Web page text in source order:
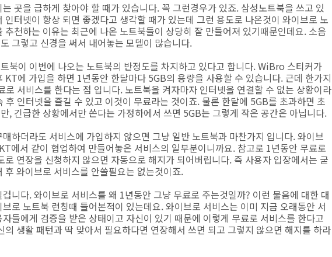
곳을 급하게 찾아야 할 때가 있습니다. 꼭 그런경우가 있죠. 삼성노트북을 쓰고 있
인터넷이 항상 되면 좋겠다고 생각할 때가 있는데 그런 용도로 나온것이 와이브로 노
추천하는 이유는 최근에 나온 노트북들이 상당히 잘 만들어져 있기때문인데요. 소음
그렇고 신경을 써서 내어놓는 모델이 많습니다.
북이 이번에 나오는 노트북의 반정도를 차지하고 있다고 합니다. WiBro 스티커가
KT에 가입을 하면 1년동안 한달마다 5GB의 용량을 사용할 수 있습니다. 근데 한가지
로 서비스를 한다는 점 입니다. 노트북을 켜자마자 인터넷을 연결할 수 없는 상황이라
인터넷을 즐길 수 있고 이것이 무료라는 것이죠. 물론 한달에 5GB를 초과하면 초
, 긴급한 상황에서만 쓴다는 가정하에서 쓰면 5GB는 그렇게 작은 공간은 아닙니다.
하더라도 서비스에 가입하지 않으면 그냥 일반 노트북과 마찬가지 입니다. 와이브
에서 같이 협업하여 만들어놓은 서비스의 일부분이니까요. 참고로 1년동안 무료로
로 연장을 신청하지 않으면 자동으로 해지가 되어버립니다. 즉 사용자 입장에서는 굳
후 와이브로 서비스를 안쓸필요는 없는것이죠.
니다. 와이브로 서비스를 왜 1년동안 그냥 무료로 주는것일까? 이런 물음에 대한 대
로 노트북 런칭때 들어본적이 있는데요. 와이브로 서비스는 이미 지금 오래동안 서
들에게 검증을 받은 상태이고 자신이 있기 때문에 이렇게 무료로 서비스를 한다고
의 생활 패턴과 딱 맞아서 필요하다면 연장해서 쓰면 되고 그렇지 않으면 해지를 하라